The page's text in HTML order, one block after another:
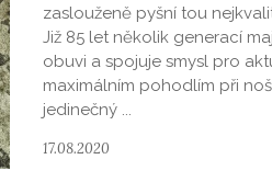
zaslouženě pyšní tou
Již 85 let několik generací
obuvi a spojuje smysl pro
maximálním pohodlím při
jedinečný ...
17.08.2020